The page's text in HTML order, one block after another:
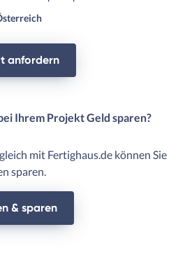
anfordern
Ihrem Projekt Geld sparen?
mit Fertighaus.de können Sie
sparen.
& sparen